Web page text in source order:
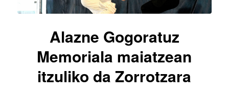
Alazne Gogoratuz
Memoriala maiatzean
itzuliko da Zorrotzara